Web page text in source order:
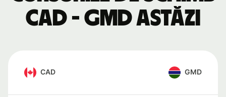
CAD - GMD astăzi
CAD GMD